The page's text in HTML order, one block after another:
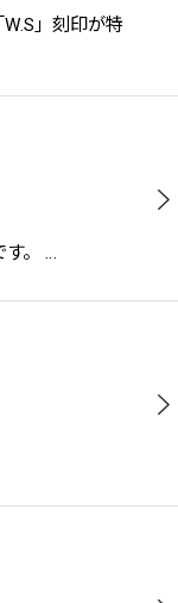
」刻印が特
す。 …